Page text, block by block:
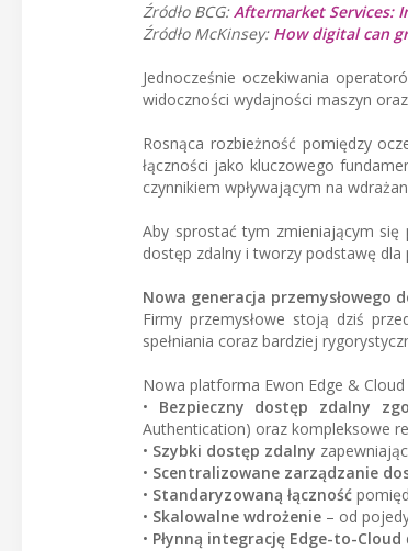
Źródło BCG: Aftermarket Services:
Źródło McKinsey: How digital can
Jednocześnie oczekiwania
widoczności wydajności maszyn
Rosnąca rozbieżność pomiędzy
łączności jako kluczowego
czynnikiem wpływającym na
Aby sprostać tym zmieniającym
dostęp zdalny i tworzy podstawę dla
Nowa generacja przemysłowego
Firmy przemysłowe stoją dziś
spełniania coraz bardziej
Nowa platforma Ewon Edge &
• Bezpieczny dostęp zdalny
Authentication) oraz kompleksowe
• Szybki dostęp zdalny
• Scentralizowane zarządzanie
• Standaryzowaną łączność
• Skalowalne wdrożenie – od
• Płynną integrację Edge-to-Cloud